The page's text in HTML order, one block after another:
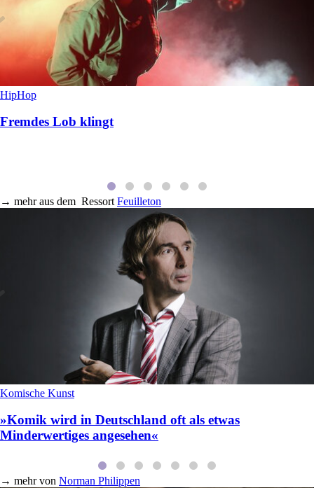
HipHop
Fremdes Lob klingt
→ mehr aus dem Ressort Feuilleton
Komische Kunst
»Komik wird in Deutschland oft als etwas
Minderwertiges angesehen«
→ mehr von Norman Philippen